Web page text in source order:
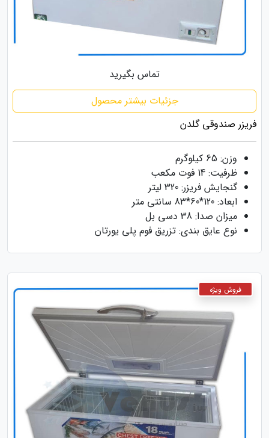
تماس بگیرید
جزئیات بیشتر محصول
فریزر صندوقی گلدن
وزن: 65 کیلوگرم
ظرفیت: 14 فوت مکعب
گنجایش فریزر: 320 لیتر
ابعاد: 120*60*83 سانتی متر
میزان صدا: 38 دسی بل
نوع عایق بندی: تزریق فوم پلی یورتان